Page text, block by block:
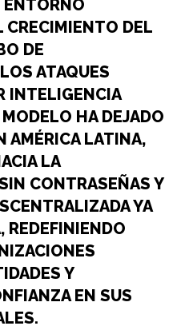
ENTORNO
CRECIMIENTO DEL
DE
ATAQUES
INTELIGENCIA
HA DEJADO
AMÉRICA LATINA,
LA
CONTRASEÑAS Y
YA
REDEFINIENDO
Y
EN SUS